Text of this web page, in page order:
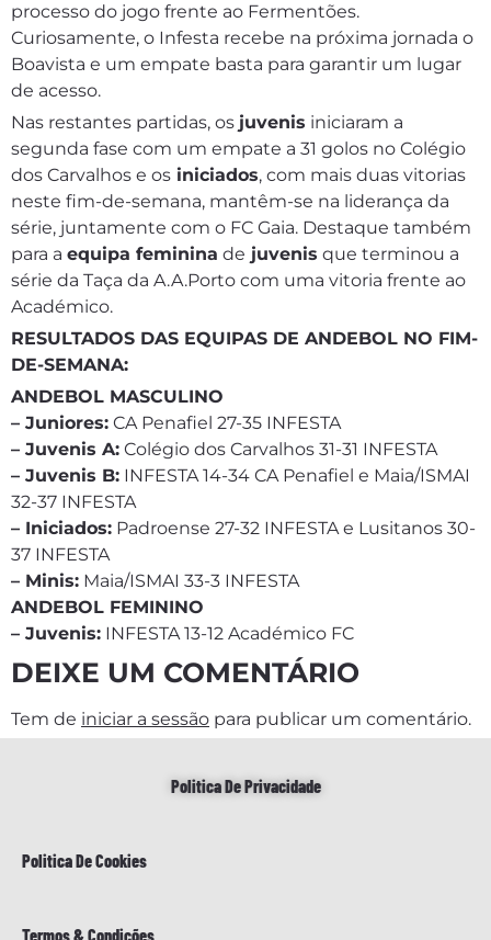
processo do jogo frente ao Fermentões.
Curiosamente, o Infesta recebe na próxima jornada o
Boavista e um empate basta para garantir um lugar
de acesso.
Nas restantes partidas, os juvenis iniciaram a
segunda fase com um empate a 31 golos no Colégio
dos Carvalhos e os iniciados, com mais duas vitorias
neste fim-de-semana, mantêm-se na liderança da
série, juntamente com o FC Gaia. Destaque também
para a equipa feminina de juvenis que terminou a
série da Taça da A.A.Porto com uma vitoria frente ao
Académico.
RESULTADOS DAS EQUIPAS DE ANDEBOL NO FIM-
DE-SEMANA:
ANDEBOL MASCULINO
– Juniores: CA Penafiel 27-35 INFESTA
– Juvenis A: Colégio dos Carvalhos 31-31 INFESTA
– Juvenis B: INFESTA 14-34 CA Penafiel e Maia/ISMAI
32-37 INFESTA
– Iniciados: Padroense 27-32 INFESTA e Lusitanos 30-
37 INFESTA
– Minis: Maia/ISMAI 33-3 INFESTA
ANDEBOL FEMININO
– Juvenis: INFESTA 13-12 Académico FC
DEIXE UM COMENTÁRIO
Tem de iniciar a sessão para publicar um comentário.
Politica De Privacidade
Politica De Cookies
Termos & Condições